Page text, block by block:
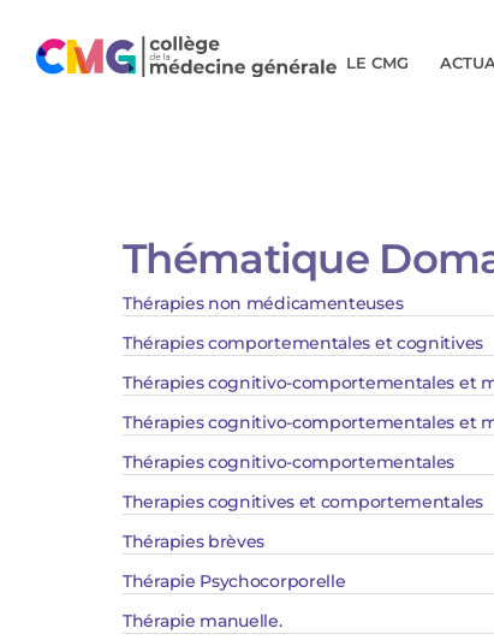
LE CMG
Thématique
Thérapies non médicamenteuses
Thérapies comportementales et cognitives​
Thérapies cognitivo-comportementales et
Thérapies cognitivo-comportementales et
Thérapies cognitivo-comportementales
Therapies cognitives et comportementales
Thérapies brèves
Thérapie Psychocorporelle
Thérapie manuelle.